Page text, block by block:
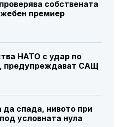
собствената
премиер
НАТО с удар по
предупреждават САЩ
спада, нивото при
условната нула